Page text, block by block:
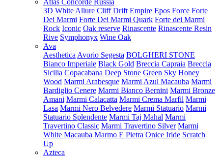
Atlas Concorde Russia
3D White Allure Cliff Drift Empire Epos Force Forte
Dei Marmi Forte Dei Marmi Quark Forte dei Marmi
Rock Iconic Oak reserve Rinascente Rinascente Resin
Rive Symphonyx Wine Oak
Ava
Aesthetica Avorio Segesta BOLGHERI STONE
Bianco Imperiale Black Gold Breccia Capraia Breccia
Sicilia Copacabana Deep Stone Green Sky Honey
Wood Marmi Arabesque Marmi Azul Macauba Marmi
Bardiglio Cenere Marmi Bianco Bernini Marmi Bronze
Amani Marmi Calacatta Marmi Crema Marfil Marmi
Lasa Marmi Nero Belvedere Marmi Statuario Marmi
Statuario Splendente Marmi Taj Mahal Marmi
Travertino Classic Marmi Travertino Silver Marmi
White Macauba Marmo E Pietra Onice Iride Scratch
Up
Azteca